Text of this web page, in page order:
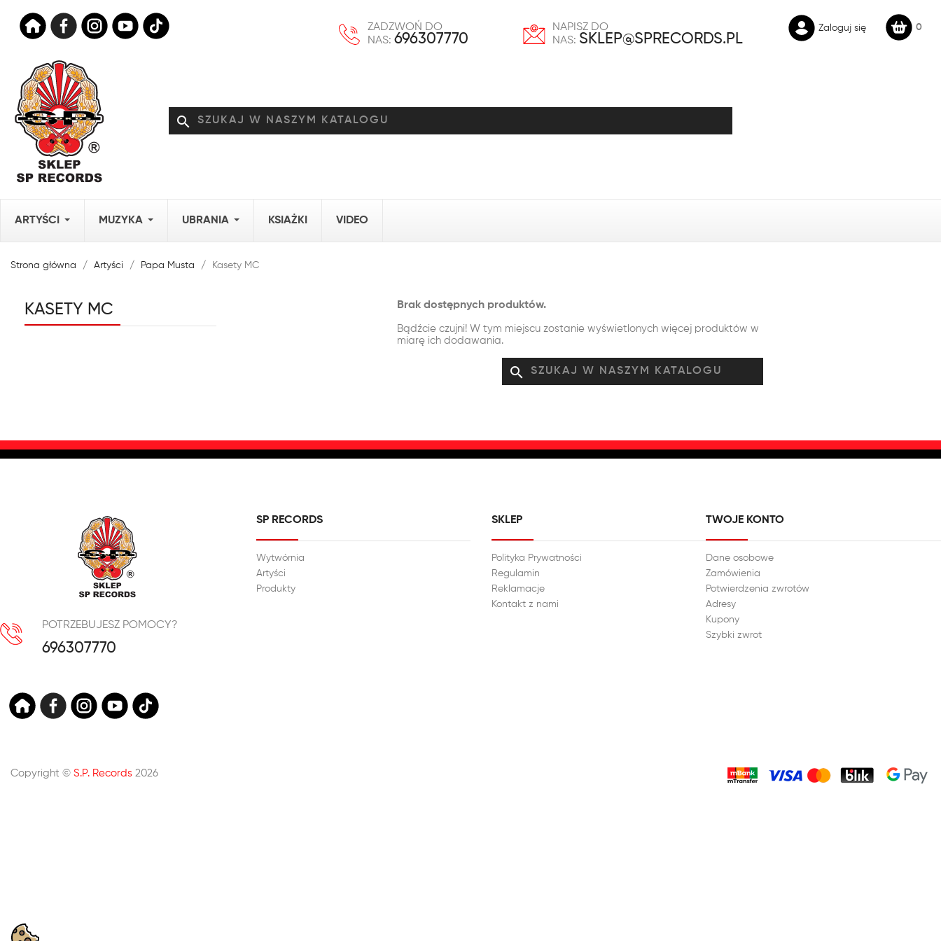
ZADZWOŃ DO
NAS: 696307770
NAPISZ DO
NAS: SKLEP@SPRECORDS.PL
Zaloguj się 0
search
ARTYŚCI MUZYKA UBRANIA KSIAŻKI VIDEO
Strona główna Artyści Papa Musta Kasety MC
KASETY MC Brak dostępnych produktów.
Bądźcie czujni! W tym miejscu zostanie wyświetlonych więcej produktów w
miarę ich dodawania.
search
POTRZEBUJESZ POMOCY?
696307770
SP RECORDS
Wytwórnia
Artyści
Produkty
SKLEP
Polityka Prywatności
Regulamin
Reklamacje
Kontakt z nami
TWOJE KONTO
Dane osobowe
Zamówienia
Potwierdzenia zwrotów
Adresy
Kupony
Szybki zwrot
Copyright © S.P. Records 2026